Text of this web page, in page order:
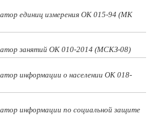
единиц измерения ОК 015-94 (МК
занятий ОК 010-2014 (МСКЗ-08)
информации о населении ОК 018-
информации по социальной защите